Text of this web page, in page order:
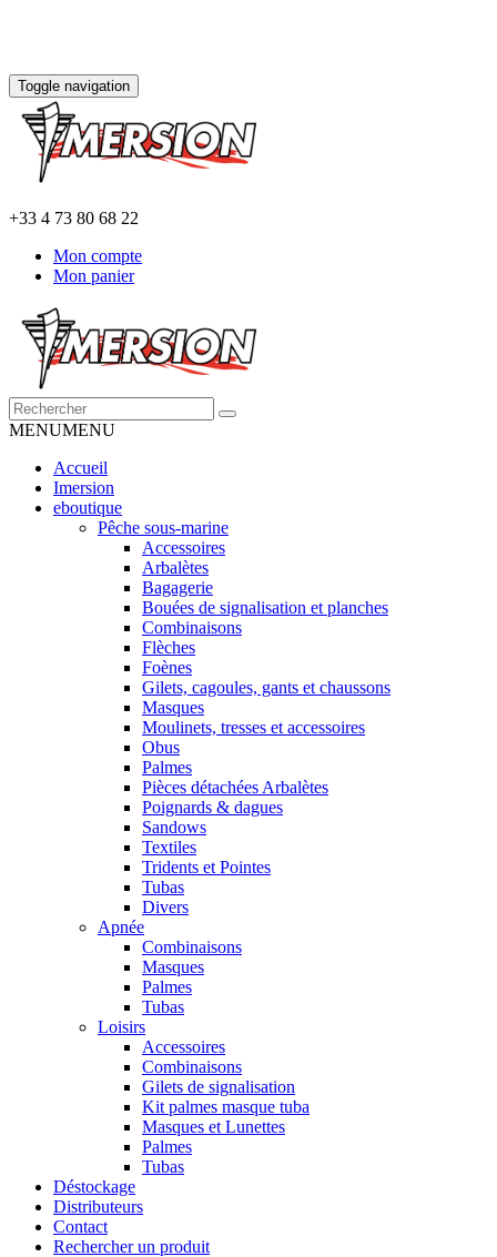
Toggle navigation
+33 4 73 80 68 22
Mon compte
Mon panier
MENUMENU
Accueil
Imersion
eboutique
Pêche sous-marine
Accessoires
Arbalètes
Bagagerie
Bouées de signalisation et planches
Combinaisons
Flèches
Foènes
Gilets, cagoules, gants et chaussons
Masques
Moulinets, tresses et accessoires
Obus
Palmes
Pièces détachées Arbalètes
Poignards & dagues
Sandows
Textiles
Tridents et Pointes
Tubas
Divers
Apnée
Combinaisons
Masques
Palmes
Tubas
Loisirs
Accessoires
Combinaisons
Gilets de signalisation
Kit palmes masque tuba
Masques et Lunettes
Palmes
Tubas
Déstockage
Distributeurs
Contact
Rechercher un produit